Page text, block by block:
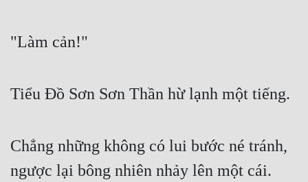
"Làm cản!"
Tiểu Đồ Sơn Sơn Thần hừ lạnh một tiếng.
Chẳng những không có lui bước né tránh,
ngược lại bông nhiên nhảy lên một cái.